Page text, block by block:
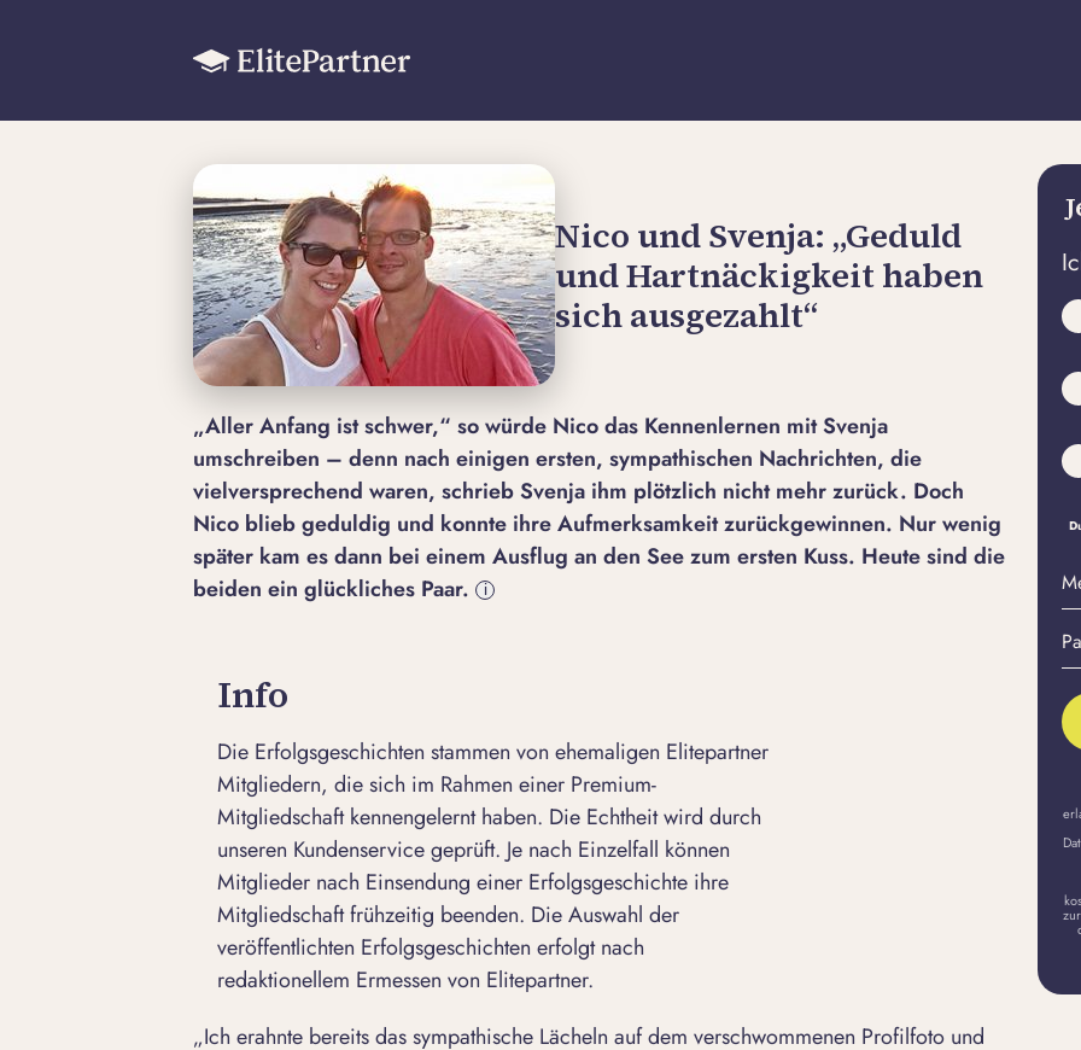
Nico und Svenja: „Geduld
und Hartnäckigkeit haben
sich ausgezahlt“
„Aller Anfang ist schwer,“ so würde Nico das Kennenlernen mit Svenja
umschreiben – denn nach einigen ersten, sympathischen Nachrichten, die
vielversprechend waren, schrieb Svenja ihm plötzlich nicht mehr zurück. Doch
Nico blieb geduldig und konnte ihre Aufmerksamkeit zurückgewinnen. Nur wenig
später kam es dann bei einem Ausflug an den See zum ersten Kuss. Heute sind die
beiden ein glückliches Paar.
i
Info
Die Erfolgsgeschichten stammen von ehemaligen Elitepartner
Mitgliedern, die sich im Rahmen einer Premium-
Mitgliedschaft kennengelernt haben. Die Echtheit wird durch
unseren Kundenservice geprüft. Je nach Einzelfall können
Mitglieder nach Einsendung einer Erfolgsgeschichte ihre
Mitgliedschaft frühzeitig beenden. Die Auswahl der
veröffentlichten Erfolgsgeschichten erfolgt nach
redaktionellem Ermessen von Elitepartner.
„Ich erahnte bereits das sympathische Lächeln auf dem verschwommenen Profilfoto und
E-